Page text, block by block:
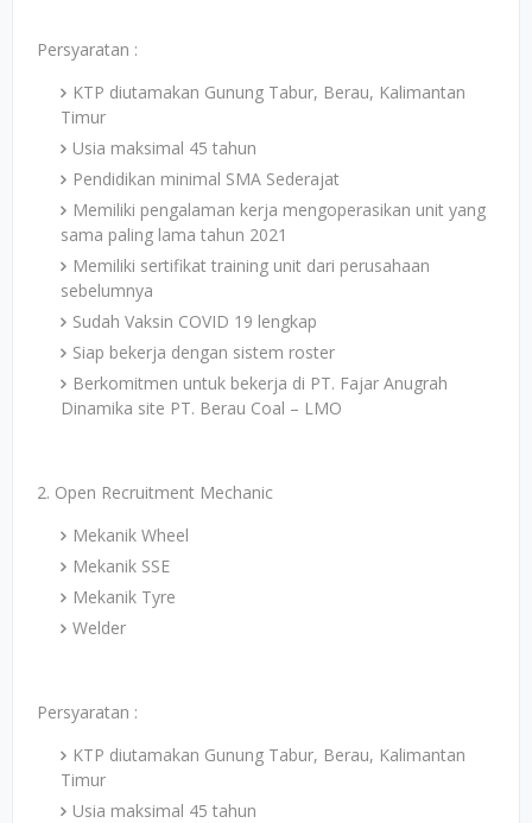
Persyaratan :
KTP diutamakan Gunung Tabur, Berau, Kalimantan
Timur
Usia maksimal 45 tahun
Pendidikan minimal SMA Sederajat
Memiliki pengalaman kerja mengoperasikan unit yang
sama paling lama tahun 2021
Memiliki sertifikat training unit dari perusahaan
sebelumnya
Sudah Vaksin COVID 19 lengkap
Siap bekerja dengan sistem roster
Berkomitmen untuk bekerja di PT. Fajar Anugrah
Dinamika site PT. Berau Coal – LMO
2. Open Recruitment Mechanic
Mekanik Wheel
Mekanik SSE
Mekanik Tyre
Welder
Persyaratan :
KTP diutamakan Gunung Tabur, Berau, Kalimantan
Timur
Usia maksimal 45 tahun